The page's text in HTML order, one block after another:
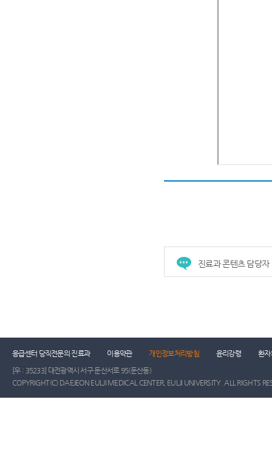
진료과 콘텐츠 담당자
응급센터 당직전문의 진료과 이용약관 개인정보처리방침 윤리강령
환자
[우 : 35233] 대전광역시 서구 둔산서로 95(둔산동)
COPYRIGHT(C) DAEJEON EULJI MEDICAL CENTER, EULJI UNIVERSITY. ALL RIGHTS